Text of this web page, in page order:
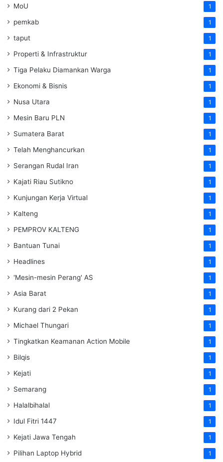
MoU 1
pemkab 1
taput 1
Properti & Infrastruktur 1
Tiga Pelaku Diamankan Warga 1
Ekonomi & Bisnis 1
Nusa Utara 1
Mesin Baru PLN 1
Sumatera Barat 1
Telah Menghancurkan 1
Serangan Rudal Iran 1
Kajati Riau Sutikno 1
Kunjungan Kerja Virtual 1
Kalteng 1
PEMPROV KALTENG 1
Bantuan Tunai 1
Headlines 1
'Mesin-mesin Perang' AS 1
Asia Barat 1
Kurang dari 2 Pekan 1
Michael Thungari 1
Tingkatkan Keamanan Action Mobile 1
Bilqis 1
Kejati 1
Semarang 1
Halalbihalal 1
Idul Fitri 1447 1
Kejati Jawa Tengah 1
Pilihan Laptop Hybrid 1